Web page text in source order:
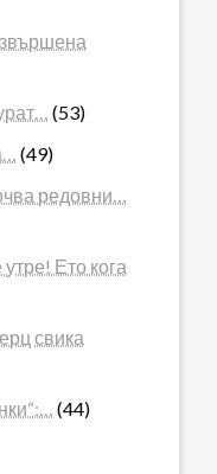
(53)
(49)
редовни…
Ето кога
свика
(44)